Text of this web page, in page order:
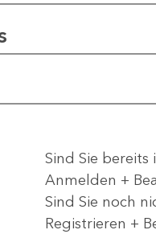
Sind Sie
Anmelden +
Sind Sie noch
Registrieren +